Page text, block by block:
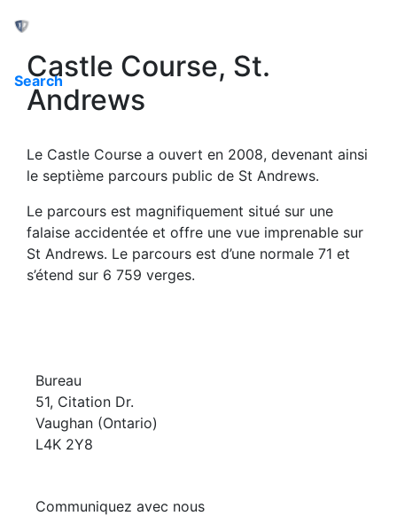
Toggle navigation
Search
Castle Course, St.
Andrews
Le Castle Course a ouvert en 2008, devenant ainsi
le septième parcours public de St Andrews.
Le parcours est magnifiquement situé sur une
falaise accidentée et offre une vue imprenable sur
St Andrews. Le parcours est d’une normale 71 et
s’étend sur 6 759 verges.
Bureau
51, Citation Dr.
Vaughan (Ontario)
L4K 2Y8
Communiquez avec nous